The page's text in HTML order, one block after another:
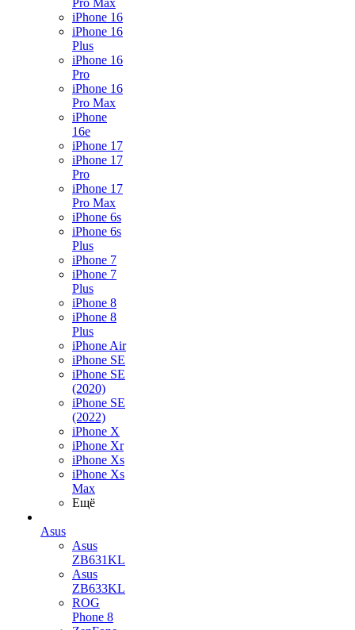
Pro Max
iPhone 16
iPhone 16
Plus
iPhone 16
Pro
iPhone 16
Pro Max
iPhone
16e
iPhone 17
iPhone 17
Pro
iPhone 17
Pro Max
iPhone 6s
iPhone 6s
Plus
iPhone 7
iPhone 7
Plus
iPhone 8
iPhone 8
Plus
iPhone Air
iPhone SE
iPhone SE
(2020)
iPhone SE
(2022)
iPhone X
iPhone Xr
iPhone Xs
iPhone Xs
Max
Ещё
Asus
Asus
ZB631KL
Asus
ZB633KL
ROG
Phone 8